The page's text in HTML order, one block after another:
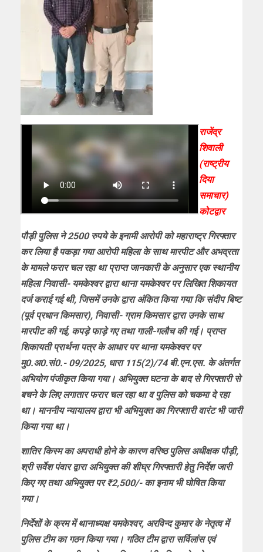
राजेंद्र
शिवाली
(राष्ट्रीय
दिया
समाचार)
कोटद्वार
पौड़ी पुलिस ने 2500 रुपये के इनामी आरोपी को महाराष्ट्र गिरफ्तार
कर लिया है पकड़ा गया आरोपी महिला के साथ मारपीट और अभद्रता
के मामले फरार चल रहा था प्राप्त जानकारी के अनुसार एक स्थानीय
महिला निवासी- यमकेश्वर द्वारा थाना यमकेश्वर पर लिखित शिकायत
दर्ज कराई गई थी, जिसमें उनके द्वारा अंकित किया गया कि संदीप बिष्ट
(पूर्व प्रधान किमसार), निवासी- ग्राम किमसार द्वारा उनके साथ
मारपीट की गई, कपड़े फाड़े गए तथा गाली-गलौच की गई। प्राप्त
शिकायती प्रार्थना पत्र के आधार पर थाना यमकेश्वर पर
मु0.अ0.सं0.- 09/2025, धारा 115(2)/74 बी.एन.एस. के अंतर्गत
अभियोग पंजीकृत किया गया। अभियुक्त घटना के बाद से गिरफ्तारी से
बचने के लिए लगातार फरार चल रहा था व पुलिस को चकमा दे रहा
था। माननीय न्यायालय द्वारा भी अभियुक्त का गिरफ्तारी वारंट भी जारी
किया गया था।
शातिर किस्म का अपराधी होने के कारण वरिष्ठ पुलिस अधीक्षक पौड़ी,
श्री सर्वेश पंवार द्वारा अभियुक्त की शीघ्र गिरफ्तारी हेतु निर्देश जारी
किए गए तथा अभियुक्त पर ₹2,500/- का इनाम भी घोषित किया
गया।
निर्देशों के क्रम में थानाध्यक्ष यमकेश्वर, अरविन्द कुमार के नेतृत्व में
पुलिस टीम का गठन किया गया। गठित टीम द्वारा सर्विलांस एवं